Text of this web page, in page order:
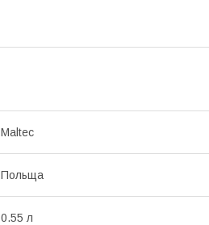
Maltec
Польща
0.55 л